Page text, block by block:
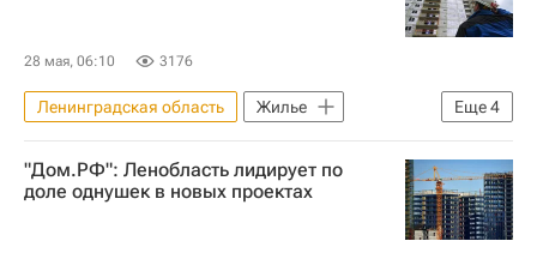
28 мая, 06:10 3176
Еще4
Ленинградская область
Жилье
Россия
Москва
Регионы
Строительство
"Дом.РФ": Ленобласть лидирует по
доле однушек в новых проектах